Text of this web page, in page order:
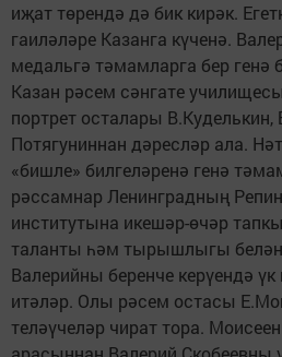
иҗат төрендә дә бик кирәк.
гаиләләре Казанга күченә.
медальгә тәмамларга бер
Казан рәсем сәнгате
портрет осталары
Потягуниннан дәресләр ала.
«бишле» билгеләренә генә
рәссамнар Ленинградның
институтына икешәр-өчәр
таланты һәм тырышлыгы
Валерийны беренче керүендә үк
итәләр. Олы рәсем остасы
теләүчеләр чират тора.